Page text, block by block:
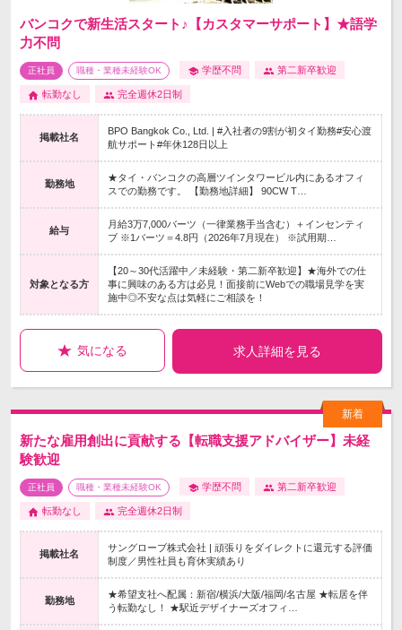
バンコクで新生活スタート♪【カスタマーサポート】★語学
力不問
正社員 職種・業種未経験OK 学歴不問 第二新卒歓迎
転勤なし 完全週休2日制
掲載社名
BPO Bangkok Co., Ltd. | #入社者の9割が初タイ勤務#安心渡
航サポート#年休128日以上
勤務地
★タイ・バンコクの高層ツインタワービル内にあるオフィ
スでの勤務です。 【勤務地詳細】 90CW T…
給与
月給3万7,000バーツ（一律業務手当含む）＋インセンティ
ブ ※1バーツ＝4.8円（2026年7月現在） ※試用期…
対象となる方
【20～30代活躍中／未経験・第二新卒歓迎】★海外での仕
事に興味のある方は必見！面接前にWebでの職場見学を実
施中◎不安な点は気軽にご相談を！
気になる 求人詳細を見る
新たな雇用創出に貢献する【転職支援アドバイザー】未経
験歓迎
正社員 職種・業種未経験OK 学歴不問 第二新卒歓迎
転勤なし 完全週休2日制
掲載社名
サングローブ株式会社 | 頑張りをダイレクトに還元する評価
制度／男性社員も育休実績あり
勤務地
★希望支社へ配属：新宿/横浜/大阪/福岡/名古屋 ★転居を伴
う転勤なし！ ★駅近デザイナーズオフィ…